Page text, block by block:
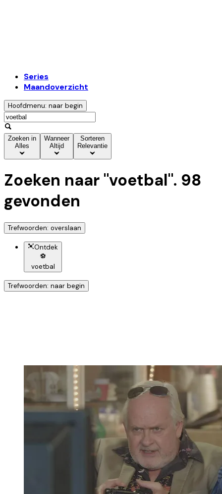
Series
Maandoverzicht
Hoofdmenu: naar begin
Zoeken in
Alles
Wanneer
Altijd
Sorteren
Relevantie
Zoeken naar "voetbal". 98
gevonden
Trefwoorden: overslaan
Ontdek
⚽
voetbal
Trefwoorden: naar begin